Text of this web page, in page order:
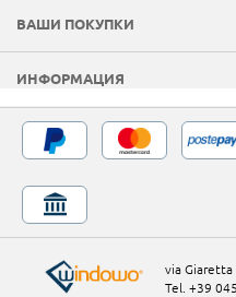
ВАШИ ПОКУПКИ
ИНФОРМАЦИЯ
via Giaretta
Tel. +39